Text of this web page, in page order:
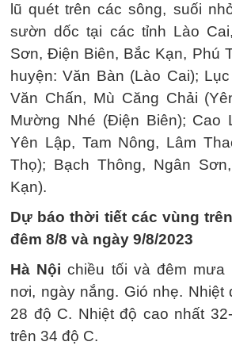
lũ quét trên các sông, suối
sườn dốc tại các tỉnh Lào
Sơn, Điện Biên, Bắc Kạn, Phú
huyện: Văn Bàn (Lào Cai);
Văn Chấn, Mù Căng Chải
Mường Nhé (Điện Biên); Cao
Yên Lập, Tam Nông, Lâm
Thọ); Bạch Thông, Ngân
Kạn).
Dự báo thời tiết các vùng
đêm 8/8 và ngày 9/8/2023
Hà Nội chiều tối và đêm mưa
nơi, ngày nắng. Gió nhẹ. Nhiệt
28 độ C. Nhiệt độ cao nhất
trên 34 độ C.